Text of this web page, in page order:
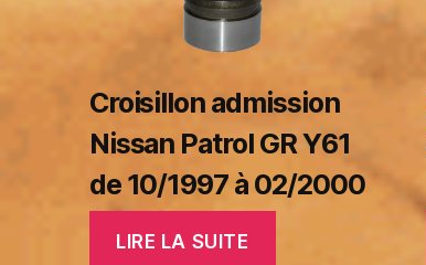
Croisillon admission
Nissan Patrol GR Y61
de 10/1997 à 02/2000
LIRE LA SUITE